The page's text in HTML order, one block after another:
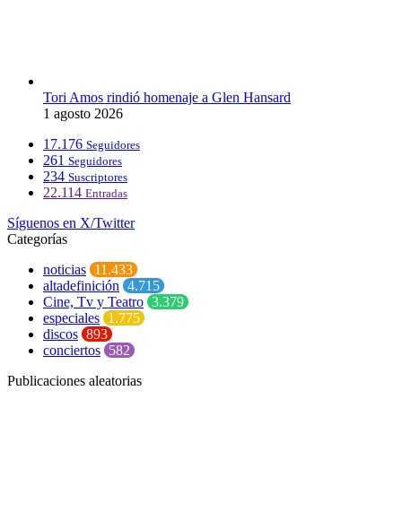
Tori Amos rindió homenaje a Glen Hansard
1 agosto 2026
17.176 Seguidores
261 Seguidores
234 Suscriptores
22.114 Entradas
Síguenos en X/Twitter
Categorías
noticias 11.433
altadefinición 4.715
Cine, Tv y Teatro 3.379
especiales 1.775
discos 893
conciertos 582
Publicaciones aleatorias